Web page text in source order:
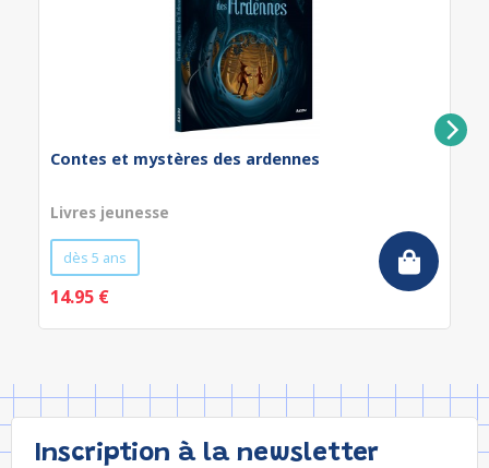
Contes et mystères des ardennes
Livres jeunesse
dès 5 ans
14.95 €
Inscription à la newsletter